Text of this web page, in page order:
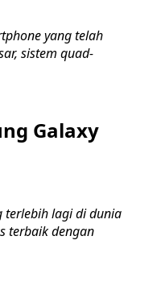
yang telah
sistem quad-
Galaxy
terlebih lagi di dunia
terbaik dengan